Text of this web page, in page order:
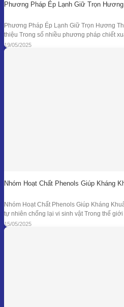
Phương Pháp Ép Lạnh Giữ Trọn
Phương Pháp Ép Lạnh Giữ Trọn Hương
thiệu Trong số nhiều phương pháp chiết
một trong những kỹ thuật đối với nguyên
quả có mùi hương tươi mát như
19/05/2025
Nhóm Hoạt Chất Phenols Giúp Kháng
Nhóm Hoạt Chất Phenols Giúp Kháng
tự nhiên chống lại vi sinh vật Trong thế
hóa chất tổng hợp mới là “anh hùng” duy
nền y học cổ đại đã sử dụng tinh dầu
15/05/2025